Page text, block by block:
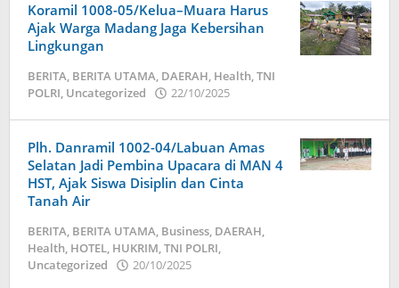
BERITA
UTAMA,
Business,
Health,
HOTEL
oleh
admin
Koramil 1008-05/Kelua–Muara Harus
Ajak Warga Madang Jaga Kebersihan
Lingkungan
BERITA, BERITA UTAMA, DAERAH, Health,TNI
POLRI, Uncategorized 22/10/2025
Plh. Danramil 1002-04/Labuan Amas
Selatan Jadi Pembina Upacara di MAN 4
HST, Ajak Siswa Disiplin dan Cinta
Tanah Air
BERITA, BERITA UTAMA, Business, DAERAH,
Health, HOTEL, HUKRIM,TNI POLRI,
Uncategorized
20/10/2025